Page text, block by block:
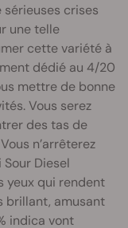
crises
une telle
cette variété à
dédié au 4/20
mettre de bonne
Vous serez
des tas de
n’arrêterez
Diesel
yeux qui rendent
brillant, amusant
indica vont